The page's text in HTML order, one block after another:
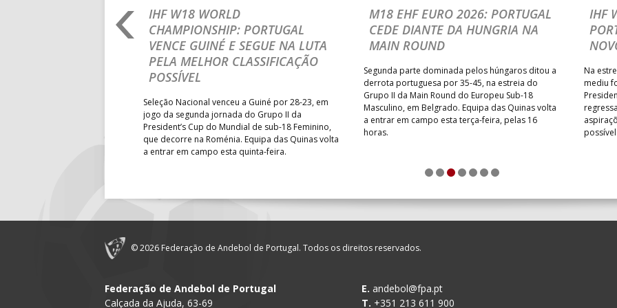
18:30
14 PÓVOA AC / Bodegão/CCR/Proteu _ - _ SL BENFICA
12 ÁGUAS SANTAS MILANEZA
140 _ - _ CJ A. GARRETT /Pristivus
6-SET-2026
14:00 144 ALAVARIUM
15:00 147 MADEIRA SAD
PÓVOA AC / Bodegão/CCR/
16:00
146 CJ A. GARRETT /Pristivus _ - _
IHF W18 WORLD
CHAMPIONSHIP: PORTUGAL
VENCE GUINÉ E SEGUE NA LUTA
PELA MELHOR CLASSIFICAÇÃO
POSSÍVEL
Seleção Nacional venceu a Guiné por 28-23, em
jogo da segunda jornada do Grupo II da
President’s Cup do Mundial de sub-18 Feminino,
que decorre na Roménia. Equipa das Quinas volta
a entrar em campo esta quinta-feira.
M18 EHF EURO 2026: PORTUGAL
CEDE DIANTE DA HUNGRIA NA
MAIN ROUND
Segunda parte dominada pelos húngaros ditou a
derrota portuguesa por 35-45, na estreia do
Grupo II da Main Round do Europeu Sub-18
Masculino, em Belgrado. Equipa das Quinas volta
a entrar em campo esta terça-feira, pelas 16
horas.
IHF
Na
mediu
1 2 3 4 5 6 7
© 2026 Federação de Andebol de Portugal. Todos os direitos reservados.
Federação de Andebol de Portugal
Calçada da Ajuda, 63-69
E. andebol@fpa.pt
T. +351 213 611 900